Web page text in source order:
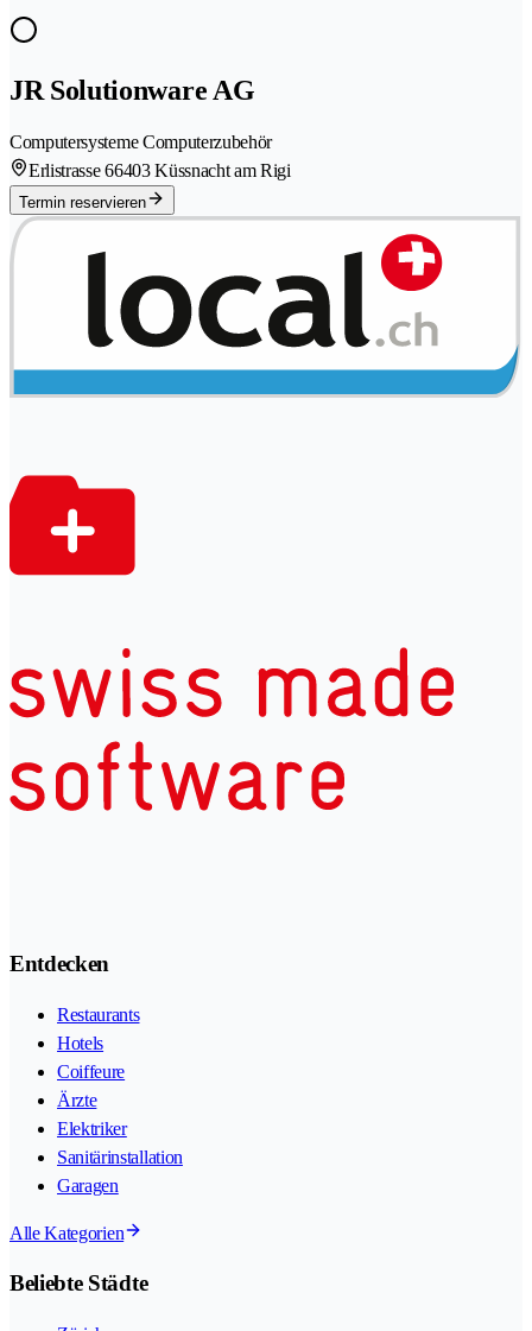
JR Solutionware AG
Computersysteme Computerzubehör
Erlistrasse 66403 Küssnacht am Rigi
Termin reservieren
Entdecken
Restaurants
Hotels
Coiffeure
Ärzte
Elektriker
Sanitärinstallation
Garagen
Alle Kategorien
Beliebte Städte